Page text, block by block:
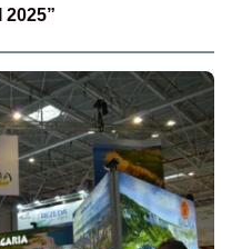
2025”